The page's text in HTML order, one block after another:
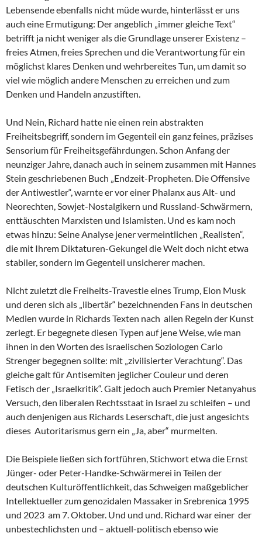
Lebensende ebenfalls nicht müde wurde, hinterlässt er uns
auch eine Ermutigung: Der angeblich „immer gleiche Text“
betrifft ja nicht weniger als die Grundlage unserer Existenz –
freies Atmen, freies Sprechen und die Verantwortung für ein
möglichst klares Denken und wehrbereites Tun, um damit so
viel wie möglich andere Menschen zu erreichen und zum
Denken und Handeln anzustiften.
Und Nein, Richard hatte nie einen rein abstrakten
Freiheitsbegriff, sondern im Gegenteil ein ganz feines, präzises
Sensorium für Freiheitsgefährdungen. Schon Anfang der
neunziger Jahre, danach auch in seinem zusammen mit Hannes
Stein geschriebenen Buch „Endzeit-Propheten. Die Offensive
der Antiwestler“, warnte er vor einer Phalanx aus Alt- und
Neorechten, Sowjet-Nostalgikern und Russland-Schwärmern,
enttäuschten Marxisten und Islamisten. Und es kam noch
etwas hinzu: Seine Analyse jener vermeintlichen „Realisten“,
die mit Ihrem Diktaturen-Gekungel die Welt doch nicht etwa
stabiler, sondern im Gegenteil unsicherer machen.
Nicht zuletzt die Freiheits-Travestie eines Trump, Elon Musk
und deren sich als „libertär“ bezeichnenden Fans in deutschen
Medien wurde in Richards Texten nach allen Regeln der Kunst
zerlegt. Er begegnete diesen Typen auf jene Weise, wie man
ihnen in den Worten des israelischen Soziologen Carlo
Strenger begegnen sollte: mit „zivilisierter Verachtung“. Das
gleiche galt für Antisemiten jeglicher Couleur und deren
Fetisch der „Israelkritik“. Galt jedoch auch Premier Netanyahus
Versuch, den liberalen Rechtsstaat in Israel zu schleifen – und
auch denjenigen aus Richards Leserschaft, die just angesichts
dieses Autoritarismus gern ein „Ja, aber“ murmelten.
Die Beispiele ließen sich fortführen, Stichwort etwa die Ernst
Jünger- oder Peter-Handke-Schwärmerei in Teilen der
deutschen Kulturöffentlichkeit, das Schweigen maßgeblicher
Intellektueller zum genozidalen Massaker in Srebrenica 1995
und 2023 am 7. Oktober. Und und und. Richard war einer der
unbestechlichsten und – aktuell-politisch ebenso wie